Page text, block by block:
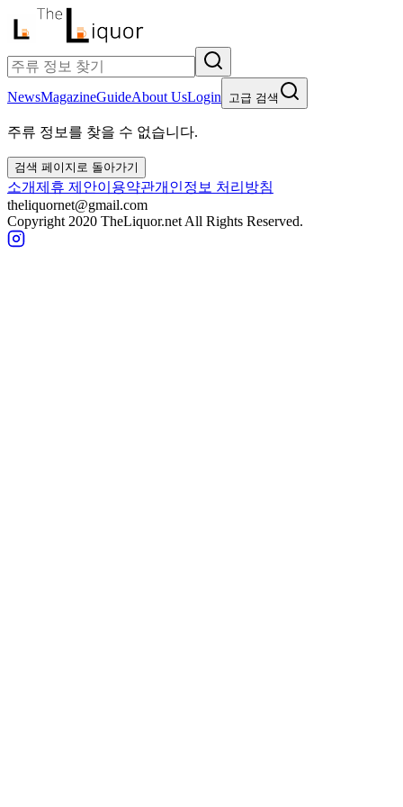
NewsMagazineGuideAbout UsLogin 고급 검색
주류 정보를 찾을 수 없습니다.
검색 페이지로 돌아가기
소개제휴 제안이용약관개인정보 처리방침
theliquornet@gmail.com
Copyright 2020 TheLiquor.net All Rights Reserved.